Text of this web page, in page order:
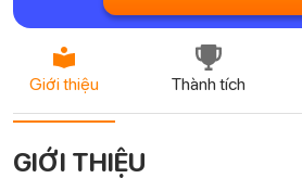
Giới thiệu Thành tích
GIỚI THIỆU